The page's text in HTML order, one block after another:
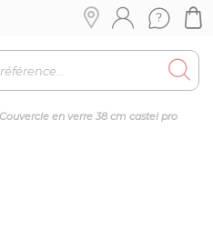
Couvercle en verre 38 cm castel pro